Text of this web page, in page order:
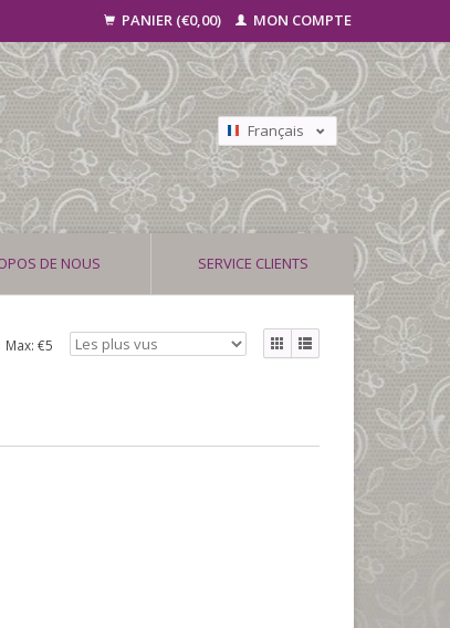
PANIER (€0,00) MON COMPTE
Français
Nederlands
Deutsch
DE NOUS SERVICE CLIENTS
Max: €5